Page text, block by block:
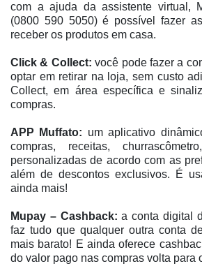
com a ajuda da assistente virtual,
(0800 590 5050) é possível fazer
receber os produtos em casa.
Click & Collect: você pode fazer a
optar em retirar na loja, sem custo
Collect, em área específica e
compras.
APP Muffato: um aplicativo
compras, receitas,
personalizadas de acordo com as
além de descontos exclusivos. É
ainda mais!
Mupay – Cashback: a conta digital
faz tudo que qualquer outra conta
mais barato! E ainda oferece
do valor pago nas compras volta para